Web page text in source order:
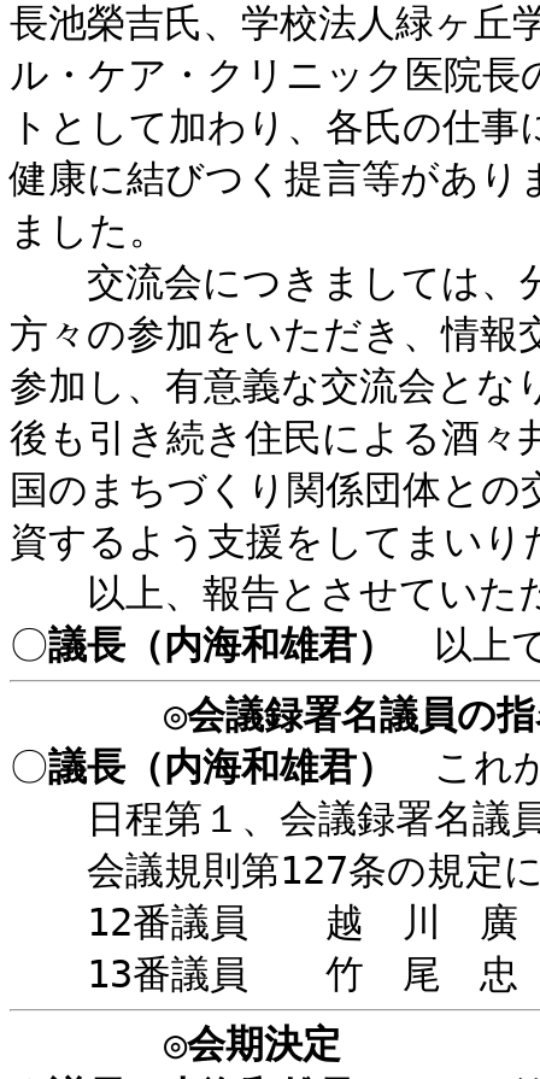
長池榮吉氏、学校法人緑ヶ丘
ル・ケア・クリニック医院
トとして加わり、各氏の仕
健康に結びつく提言等があ
ました。
交流会につきましては、
方々の参加をいただき、情報
参加し、有意義な交流会と
後も引き続き住民による酒
国のまちづくり関係団体と
資するよう支援をしてまい
以上、報告とさせていた
〇議長（内海和雄君）
以上
◎会議録署名議員の
〇議長（内海和雄君）
これ
日程第１、会議録署名議
会議規則第127条の規定に
12番議員 越 川 廣
13番議員 竹 尾 忠 雄
◎会期決定